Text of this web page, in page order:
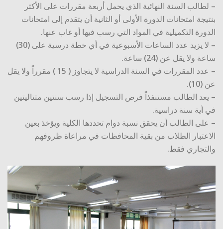
– لطالب السنة النهائية الذي يحمل أربعة مقررات على الأكثر
بنتيجة امتحانات الدورة الأولى أو الثانية أن يتقدم إلى امتحانات
الدورة التكميلية في المواد التي رسب فيها أو غاب عنها.
– لا يزيد عدد الساعات الأسبوعية في أي خطة درسية على (30)
ساعة ولا يقل عن (24) ساعة.
– عدد المقررات في السنة الدراسية لا يتجاوز ( 15 ) مقرراً ولا يقل
عن (10).
– يعد الطالب مستنفذاً فرص التسجيل إذا رسب سنتين متتاليتين
في أية سنة دراسية.
– على الطالب أن يحقق نسبة دوام تحددها الكلية ويؤخذ بعين
الاعتبار الطلاب من بقية المحافظات في مراعاة ظروفهم
والتجاري فقط.